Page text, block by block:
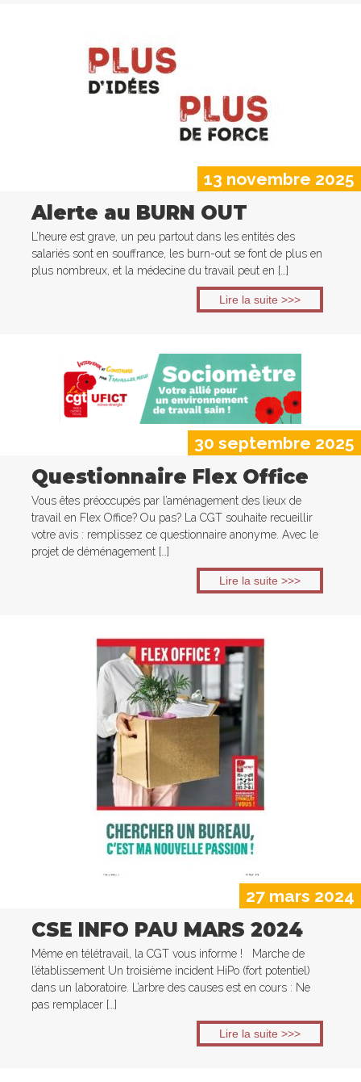
13 novembre 2025
Alerte au BURN OUT
L’heure est grave, un peu partout dans les entités des
salariés sont en souffrance, les burn-out se font de plus en
plus nombreux, et la médecine du travail peut en […]
Lire la suite >>>
30 septembre 2025
Questionnaire Flex Office
Vous êtes préoccupés par l’aménagement des lieux de
travail en Flex Office? Ou pas? La CGT souhaite recueillir
votre avis : remplissez ce questionnaire anonyme. Avec le
projet de déménagement […]
Lire la suite >>>
27 mars 2024
CSE INFO PAU MARS 2024
Même en télétravail, la CGT vous informe ! Marche de
l’établissement Un troisième incident HiPo (fort potentiel)
dans un laboratoire. L’arbre des causes est en cours : Ne
pas remplacer […]
Lire la suite >>>